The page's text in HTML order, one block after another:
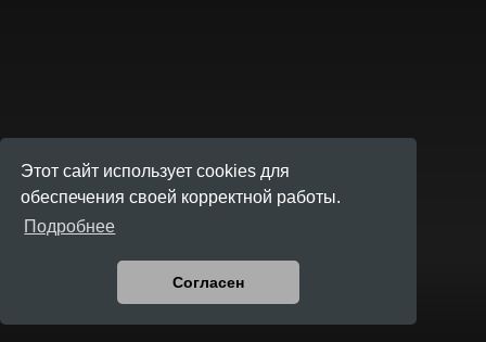
Этот сайт использует cookies для
обеспечения своей корректной работы.
Подробнее
Согласен